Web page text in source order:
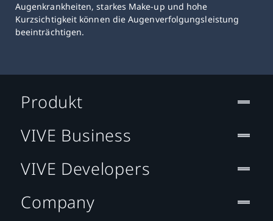
Augenkrankheiten, starkes Make-up und hohe
Kurzsichtigkeit können die Augenverfolgungsleistung
beeinträchtigen.
Produkt
VIVE Business
VIVE Developers
Company